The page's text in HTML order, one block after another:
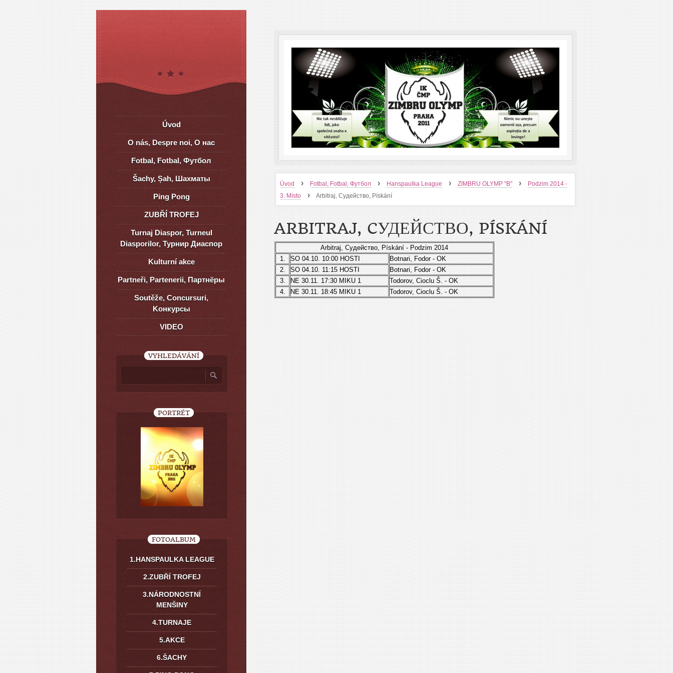
Úvod › Fotbal, Fotbal, Футбол › Hanspaulka League › ZIMBRU OLYMP "B" ›
Podzim 2014 -
3. Místo
› Arbitraj, Cудейство, Pískání
ARBITRAJ, CУДЕЙСТВО, PÍSKÁNÍ
Arbitraj, Cудейство, Pískání - Podzim 2014
1.
SO 04.10. 10:00 HOSTI
Botnari, Fodor - OK
2.
SO 04.10. 11:15 HOSTI
Botnari, Fodor - OK
3.
NE 30.11. 17:30 MIKU 1
Todorov, Cioclu Š. - OK
4.
NE 30.11. 18:45 MIKU 1 Todorov, Cioclu Š. - OK
Úvod
O nás, Despre noi, О нас
Fotbal, Fotbal, Футбол
Šachy, Șah, Шахматы
Ping Pong
ZUBŘÍ TROFEJ
Turnaj Diaspor, Turneul
Diasporilor, Турнир Диаспор
Kulturní akce
Partneři, Partenerii, Партнёры
Soutěže, Concursuri,
Kонкурсы
VIDEO
VYHLEDÁVÁNÍ
PORTRÉT
FOTOALBUM
1.HANSPAULKA LEAGUE
2.ZUBŘÍ TROFEJ
3.NÁRODNOSTNÍ
MENŠINY
4.TURNAJE
5.AKCE
6.ŠACHY